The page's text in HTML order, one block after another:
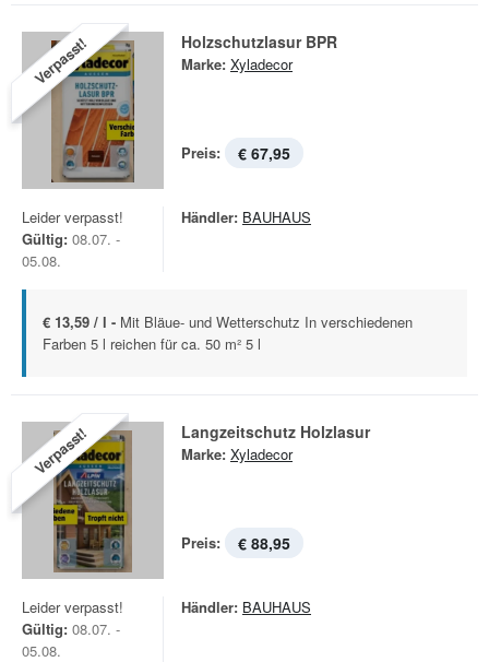
Verpasst! Holzschutzlasur BPR
Marke: Xyladecor
Preis: € 67,95
Leider verpasst!
Gültig: 08.07. -
05.08.
Händler: BAUHAUS
€ 13,59 / l - Mit Bläue- und Wetterschutz In verschiedenen
Farben 5 l reichen für ca. 50 m² 5 l
Verpasst! Langzeitschutz Holzlasur
Marke: Xyladecor
Preis: € 88,95
Leider verpasst!
Gültig: 08.07. -
05.08.
Händler: BAUHAUS